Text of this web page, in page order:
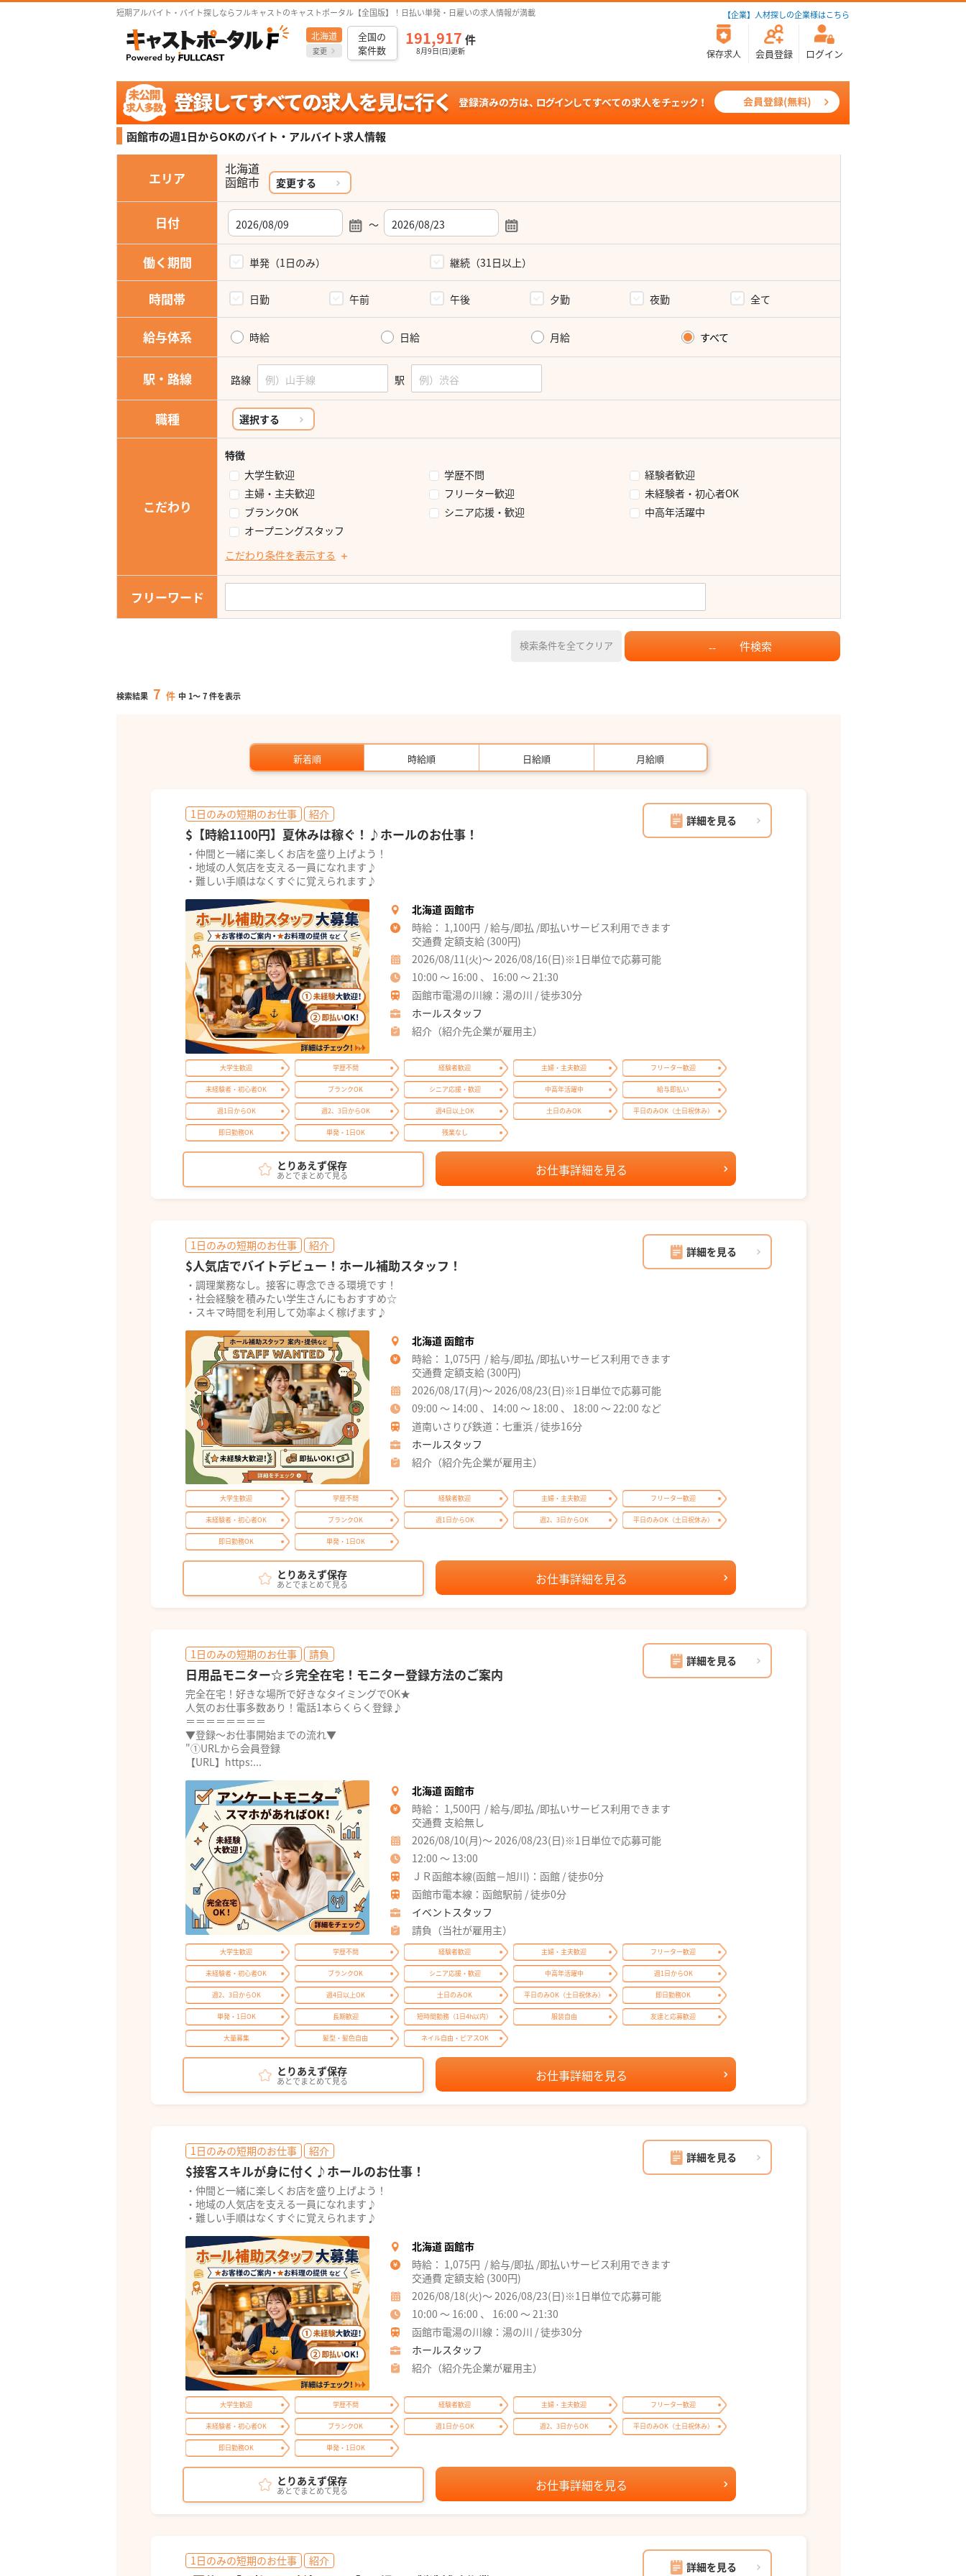
短期アルバイト・バイト探しならフルキャストのキャストポータル【全国版】！日払い単発・日雇いの求人情報が満載 【企業】人材探しの企業様はこちら
北海道
変更
全国の
案件数
191,917 件
8月9日(日)更新 保存求人 会員登録 ログイン
函館市の週1日からOKのバイト・アルバイト求人情報
エリア
北海道
変更する
日付 ～
働く期間 単発（1日のみ） 継続（31日以上）
時間帯 日勤 午前 午後 夕勤 夜勤 全て
給与体系 時給 日給 月給 すべて
駅・路線 路線 駅
職種 選択する
こだわり
特徴
大学生歓迎
学歴不問
経験者歓迎
主婦・主夫歓迎
フリーター歓迎
未経験者・初心者OK
ブランクOK
シニア応援・歓迎
中高年活躍中
オープニングスタッフ
こだわり条件を表示する
フリーワード
検索条件を全てクリア -- 件検索
検索結果 7 件 中 1～7件を表示
新着順 時給順 日給順 月給順
1日のみの短期のお仕事 紹介 詳細を見る
$【時給1100円】夏休みは稼ぐ！♪ホールのお仕事！
・仲間と一緒に楽しくお店を盛り上げよう！
・地域の人気店を支える一員になれます♪
・難しい手順はなくすぐに覚えられます♪
北海道 函館市
時給： 1,100円 / 給与/即払 /即払いサービス利用できます
交通費 定額支給 (300円)
2026/08/11(火)～ 2026/08/16(日)※1日単位で応募可能
10:00 ～ 16:00 、 16:00 ～ 21:30
函館市電湯の川線：湯の川 / 徒歩30分
ホールスタッフ
紹介（紹介先企業が雇用主）
大学生歓迎 学歴不問 経験者歓迎 主婦・主夫歓迎 フリーター歓迎
未経験者・初心者OK ブランクOK シニア応援・歓迎 中高年活躍中 給与即払い
週1日からOK 週2、3日からOK 週4日以上OK 土日のみOK 平日のみOK（土日祝休み）
即日勤務OK 単発・1日OK 残業なし
とりあえず保存
あとでまとめて見る お仕事詳細を見る
1日のみの短期のお仕事 紹介 詳細を見る
$人気店でバイトデビュー！ホール補助スタッフ！
・調理業務なし。接客に専念できる環境です！
・社会経験を積みたい学生さんにもおすすめ☆
・スキマ時間を利用して効率よく稼げます♪
北海道 函館市
時給： 1,075円 / 給与/即払 /即払いサービス利用できます
交通費 定額支給 (300円)
2026/08/17(月)～ 2026/08/23(日)※1日単位で応募可能
09:00 ～ 14:00 、 14:00 ～ 18:00 、 18:00 ～ 22:00 など
道南いさりび鉄道：七重浜 / 徒歩16分
ホールスタッフ
紹介（紹介先企業が雇用主）
大学生歓迎 学歴不問 経験者歓迎 主婦・主夫歓迎 フリーター歓迎
未経験者・初心者OK ブランクOK 週1日からOK 週2、3日からOK 平日のみOK（土日祝休み）
即日勤務OK 単発・1日OK
とりあえず保存
あとでまとめて見る お仕事詳細を見る
1日のみの短期のお仕事 請負 詳細を見る
日用品モニター☆彡完全在宅！モニター登録方法のご案内
完全在宅！好きな場所で好きなタイミングでOK★
人気のお仕事多数あり！電話1本らくらく登録♪
＝＝＝＝＝＝＝＝
▼登録～お仕事開始までの流れ▼
"①URLから会員登録
【URL】https:...
北海道 函館市
時給： 1,500円 / 給与/即払 /即払いサービス利用できます
交通費 支給無し
2026/08/10(月)～ 2026/08/23(日)※1日単位で応募可能
12:00 ～ 13:00
ＪＲ函館本線(函館－旭川)：函館 / 徒歩0分
函館市電本線：函館駅前 / 徒歩0分
イベントスタッフ
請負（当社が雇用主）
大学生歓迎 学歴不問 経験者歓迎 主婦・主夫歓迎 フリーター歓迎
未経験者・初心者OK ブランクOK シニア応援・歓迎 中高年活躍中 週1日からOK
週2、3日からOK 週4日以上OK 土日のみOK 平日のみOK（土日祝休み） 即日勤務OK
単発・1日OK 長期歓迎 短時間勤務（1日4h以内） 服装自由 友達と応募歓迎
大量募集 髪型・髪色自由 ネイル自由・ピアスOK
とりあえず保存
あとでまとめて見る お仕事詳細を見る
1日のみの短期のお仕事 紹介 詳細を見る
$接客スキルが身に付く♪ホールのお仕事！
・仲間と一緒に楽しくお店を盛り上げよう！
・地域の人気店を支える一員になれます♪
・難しい手順はなくすぐに覚えられます♪
北海道 函館市
時給： 1,075円 / 給与/即払 /即払いサービス利用できます
交通費 定額支給 (300円)
2026/08/18(火)～ 2026/08/23(日)※1日単位で応募可能
10:00 ～ 16:00 、 16:00 ～ 21:30
函館市電湯の川線：湯の川 / 徒歩30分
ホールスタッフ
紹介（紹介先企業が雇用主）
大学生歓迎 学歴不問 経験者歓迎 主婦・主夫歓迎 フリーター歓迎
未経験者・初心者OK ブランクOK 週1日からOK 週2、3日からOK 平日のみOK（土日祝休み）
即日勤務OK 単発・1日OK
とりあえず保存
あとでまとめて見る お仕事詳細を見る
1日のみの短期のお仕事 紹介 詳細を見る